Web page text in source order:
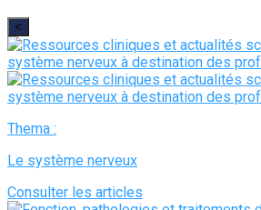
<
Thema :
Le système nerveux
Consulter les articles